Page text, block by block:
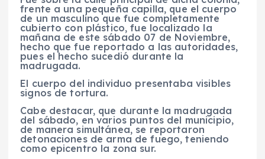
frente a una pequeña capilla, que el cuerpo
de un masculino que fue completamente
cubierto con plástico, fue localizado la
mañana de este sábado 07 de Noviembre,
hecho que fue reportado a las autoridades,
pues el hecho sucedió durante la
madrugada.
El cuerpo del individuo presentaba visibles
signos de tortura.
Cabe destacar, que durante la madrugada
del sábado, en varios puntos del municipio,
de manera simultánea, se reportaron
detonaciones de arma de fuego, teniendo
como epicentro la zona sur.